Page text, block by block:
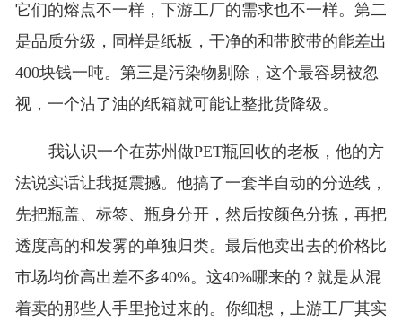
它们的熔点不一样，下游工厂的需求也不一样。第二
是品质分级，同样是纸板，干净的和带胶带的能差出
400块钱一吨。第三是污染物剔除，这个最容易被忽
视，一个沾了油的纸箱就可能让整批货降级。
我认识一个在苏州做PET瓶回收的老板，他的方
法说实话让我挺震撼。他搞了一套半自动的分选线，
先把瓶盖、标签、瓶身分开，然后按颜色分拣，再把
透度高的和发雾的单独归类。最后他卖出去的价格比
市场均价高出差不多40%。这40%哪来的？就是从混
着卖的那些人手里抢过来的。你细想，上游工厂其实